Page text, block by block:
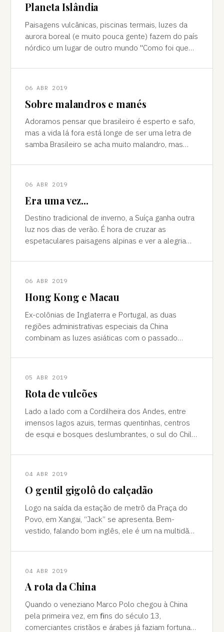
Planeta Islândia
Paisagens vulcânicas, piscinas termais, luzes da
aurora boreal (e muito pouca gente) fazem do país
nórdico um lugar de outro mundo "Como foi que
06 ABR 2019
Sobre malandros e manés
Adoramos pensar que brasileiro é esperto e safo,
mas a vida lá fora está longe de ser uma letra de
samba Brasileiro se acha muito malandro, mas
06 ABR 2019
Era uma vez...
Destino tradicional de inverno, a Suíça ganha outra
luz nos dias de verão. É hora de cruzar as
espetaculares paisagens alpinas e ver a alegria
06 ABR 2019
Hong Kong e Macau
Ex-colônias de Inglaterra e Portugal, as duas
regiões administrativas especiais da China
combinam as luzes asiáticas com o passado
05 ABR 2019
Rota de vulcões
Lado a lado com a Cordilheira dos Andes, entre
imensos lagos azuis, termas quentinhas, centros
de esqui e bosques deslumbrantes, o sul do Chile
04 ABR 2019
O gentil gigolô do calçadão
Logo na saída da estação de metrô da Praça do
Povo, em Xangai, “Jack” se apresenta. Bem-
vestido, falando bom inglês, ele é um na multidão
04 ABR 2019
A rota da China
Quando o veneziano Marco Polo chegou à China
pela primeira vez, em ﬁns do século 13,
comerciantes cristãos e árabes já faziam fortuna